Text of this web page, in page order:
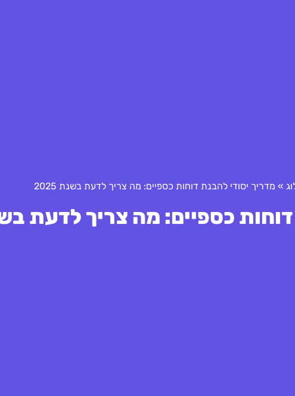
» מדריך יסודי להבנת דוחות כספיים: מה צריך לדעת בשנת 2025
כספיים: מה צריך לדעת בשנת